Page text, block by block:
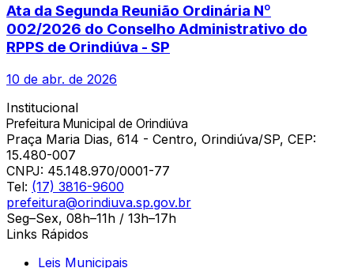
Ata da Segunda Reunião Ordinária Nº
002/2026 do Conselho Administrativo do
RPPS de Orindiúva - SP
10 de abr. de 2026
Institucional
Prefeitura Municipal de Orindiúva
Praça Maria Dias, 614 - Centro, Orindiúva/SP, CEP:
15.480-007
CNPJ: 45.148.970/0001-77
Tel: (17) 3816-9600
prefeitura@orindiuva.sp.gov.br
Seg–Sex, 08h–11h / 13h–17h
Links Rápidos
Leis Municipais